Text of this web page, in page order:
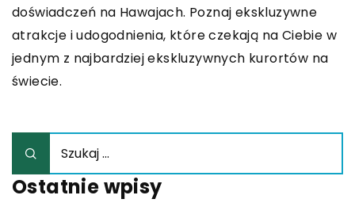
doświadczeń na Hawajach. Poznaj ekskluzywne
atrakcje i udogodnienia, które czekają na Ciebie w
jednym z najbardziej ekskluzywnych kurortów na
świecie.
Ostatnie wpisy